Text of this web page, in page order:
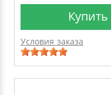
Купить
Условия заказа